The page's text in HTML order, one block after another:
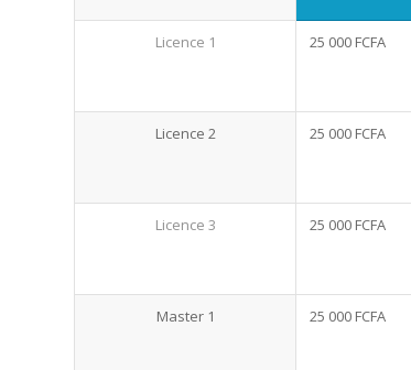
Licence 1 25 000 FCFA
Licence 2 25 000 FCFA
Licence 3 25 000 FCFA
Master 1 25 000 FCFA